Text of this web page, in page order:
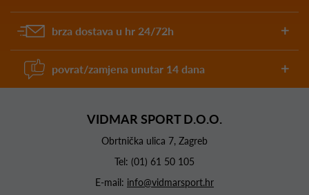
brza dostava u hr 24/72h
povrat/zamjena unutar 14 dana
VIDMAR SPORT D.O.O.
Obrtnička ulica 7, Zagreb
Tel: (01) 61 50 105
E-mail: info@vidmarsport.hr